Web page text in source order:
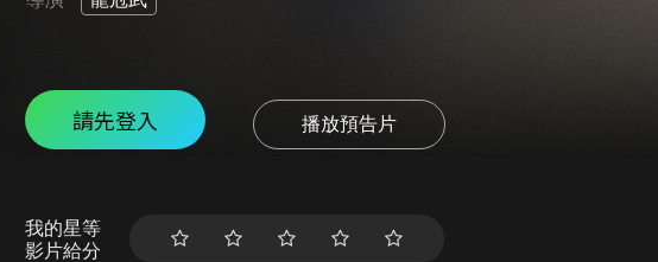
請先登入 播放預告片
我的星等
影片給分